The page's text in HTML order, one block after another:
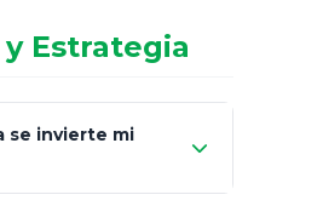
Estrategia
se invierte mi